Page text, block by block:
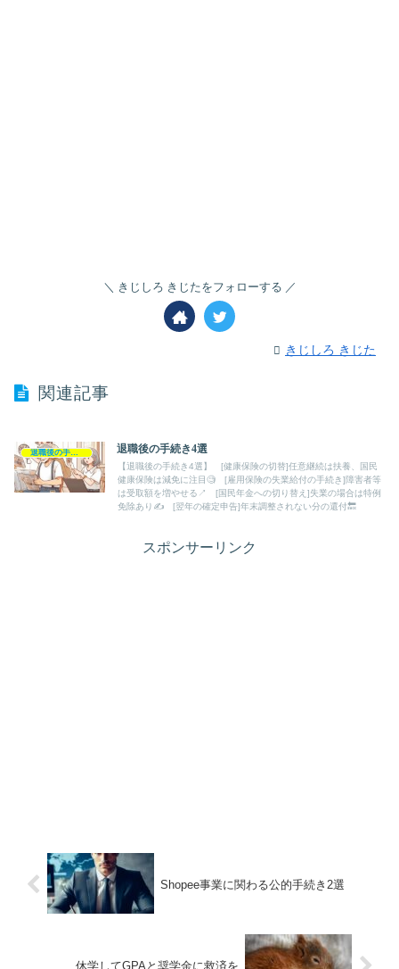
きじしろ きじたをフォローする
きじしろ きじた
関連記事
退職後の手続き4選
【退職後の手続き4選】 [健康保険の切替]任意継続は扶養、国民
健康保険は減免に注目🧐 [雇用保険の失業給付の手続き]障害者等
は受取額を増やせる↗️ [国民年金への切り替え]失業の場合は特例
免除あり✍️ [翌年の確定申告]年末調整されない分の還付🔙
スポンサーリンク
Shopee事業に関わる公的手続き2選
休学してGPAと奨学金に救済を